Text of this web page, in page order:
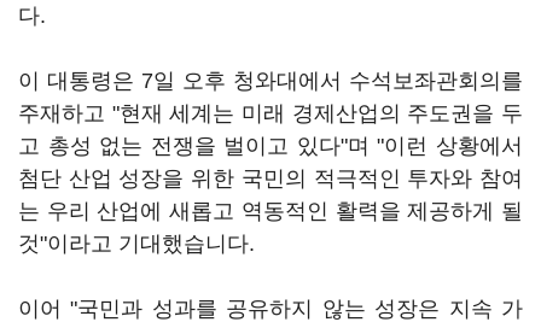
다.
이 대통령은 7일 오후 청와대에서 수석보좌관회의를
주재하고 "현재 세계는 미래 경제산업의 주도권을 두
고 총성 없는 전쟁을 벌이고 있다"며 "이런 상황에서
첨단 산업 성장을 위한 국민의 적극적인 투자와 참여
는 우리 산업에 새롭고 역동적인 활력을 제공하게 될
것"이라고 기대했습니다.
이어 "국민과 성과를 공유하지 않는 성장은 지속 가